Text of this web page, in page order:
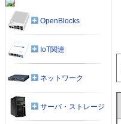
OpenBlocks
IoT関連
ネットワーク
サーバ・ストレージ